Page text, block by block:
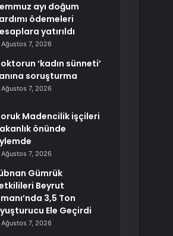
ayı doğum
ödemeleri
yatırıldı
Ağustos 7, 2026
‘kadın sünneti’
soruşturma
Ağustos 7, 2026
Madencilik işçileri
önünde
Ağustos 7, 2026
Gümrük
Beyrut
3,5 Ton
Ele Geçirdi
Ağustos 7, 2026